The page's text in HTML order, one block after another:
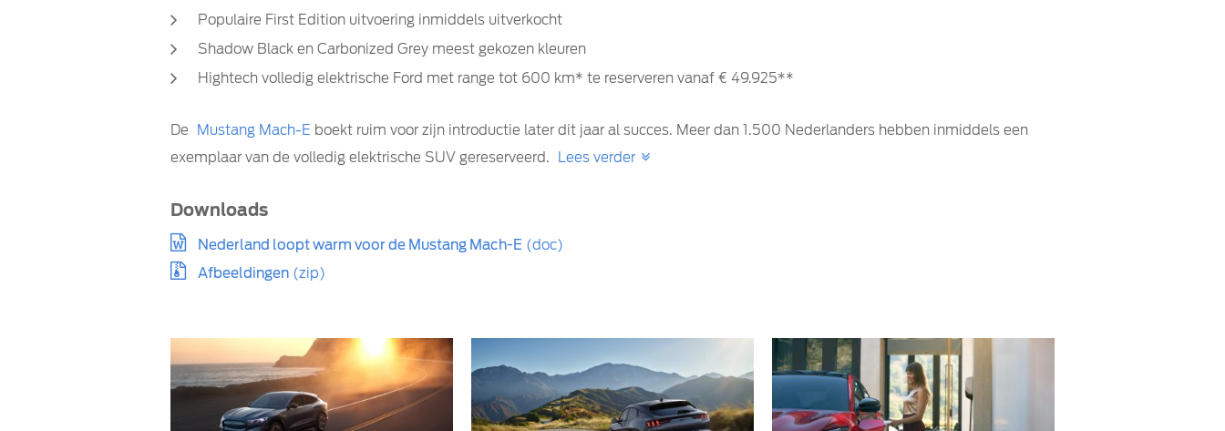
Populaire First Edition uitvoering inmiddels uitverkocht
Shadow Black en Carbonized Grey meest gekozen kleuren
Hightech volledig elektrische Ford met range tot 600 km* te reserveren vanaf € 49.925**
De Mustang Mach-E boekt ruim voor zijn introductie later dit jaar al succes. Meer dan 1.500 Nederlanders hebben inmiddels een
exemplaar van de volledig elektrische SUV gereserveerd.
Lees verder
Downloads
Nederland loopt warm voor de Mustang Mach-E (doc)
Afbeeldingen (zip)